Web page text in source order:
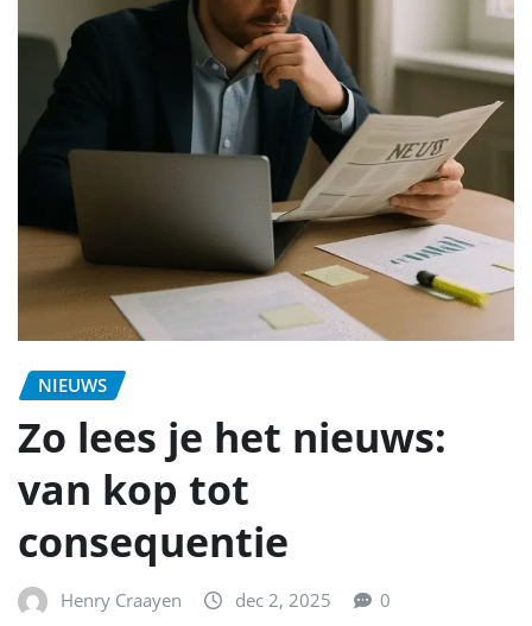
NIEUWS
Zo lees je het nieuws:
van kop tot
consequentie
Henry Craayen dec 2, 2025 0